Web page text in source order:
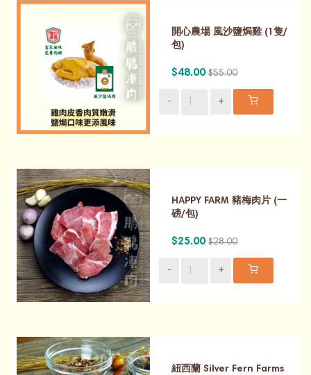
開心農場 風沙鹽焗雞 (1隻/
包)
$48.00 $55.00
- +
HAPPY FARM 豬梅肉片 (一
磅/包)
$25.00 $28.00
- +
紐西蘭 Silver Fern Farms